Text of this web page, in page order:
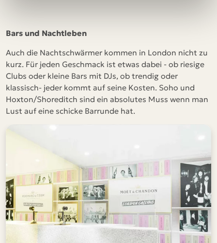
Bars und Nachtleben
Auch die Nachtschwärmer kommen in London nicht zu
kurz. Für jeden Geschmack ist etwas dabei - ob riesige
Clubs oder kleine Bars mit DJs, ob trendig oder
klassisch- jeder kommt auf seine Kosten. Soho und
Hoxton/Shoreditch sind ein absolutes Muss wenn man
Lust auf eine schicke Barrunde hat.